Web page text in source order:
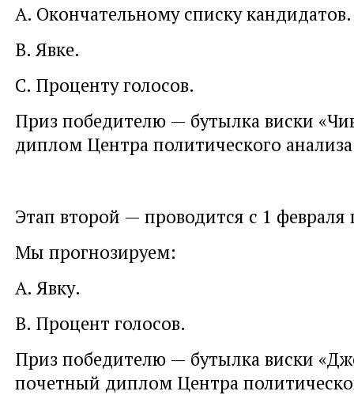
А. Окончательному списку кандидатов.
В. Явке.
С. Проценту голосов.
Приз победителю — бутылка виски
диплом Центра политического
Этап второй — проводится с 1 февраля
Мы прогнозируем:
А. Явку.
В. Процент голосов.
Приз победителю — бутылка виски
почетный диплом Центра